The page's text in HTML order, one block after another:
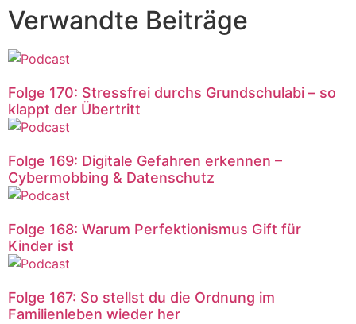
Verwandte Beiträge
Folge 170: Stressfrei durchs Grundschulabi – so
klappt der Übertritt
Folge 169: Digitale Gefahren erkennen –
Cybermobbing & Datenschutz
Folge 168: Warum Perfektionismus Gift für
Kinder ist
Folge 167: So stellst du die Ordnung im
Familienleben wieder her